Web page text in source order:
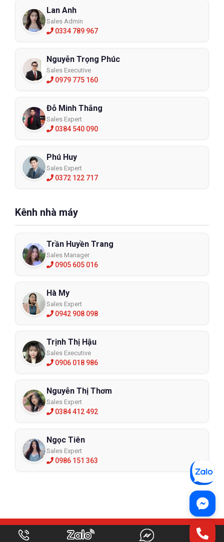
Lan Anh
Sales Admin
0334 789 967
Nguyễn Trọng Phúc
Sales Executive
0979 775 160
Đỗ Minh Thắng
Sales Expert
0384 540 090
Phú Huy
Sales Expert
0372 122 717
Kênh nhà máy
Trần Huyền Trang
Sales Manager
0905 605 016
Hà My
Sales Expert
0942 908 098
Trịnh Thị Hậu
Sales Executive
0906 018 986
Nguyễn Thị Thơm
Sales Expert
0384 412 492
Ngọc Tiên
Sales Expert
0986 151 363
ỨNG DỤNG CÓ SẴN CHO TẤT CẢ CÁC THIẾT BỊ